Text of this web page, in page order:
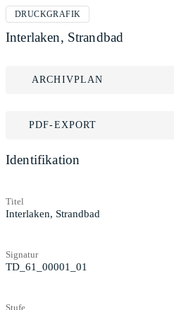
DRUCKGRAFIK
Interlaken, Strandbad
ARCHIVPLAN
PDF-EXPORT
Identifikation
Titel
Interlaken, Strandbad
Signatur
TD_61_00001_01
Stufe